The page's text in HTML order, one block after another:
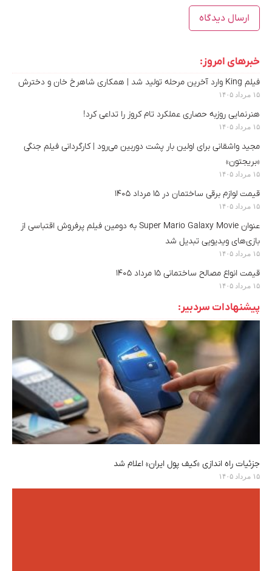
خبرهای امروز:
فیلم King وارد آخرین مرحله تولید شد | همکاری شاهرخ خان و دخترش
۱۵ مرداد ۱۴۰۵
هنرنمایی روزبه حصاری عملکرد تام کروز را تداعی کرد!
۱۵ مرداد ۱۴۰۵
مجید واشقانی برای اولین بار پشت دوربین می‌رود | کارگردانی فیلم جنگی
«بریجتون»
۱۵ مرداد ۱۴۰۵
قیمت لوازم برقی ساختمان در ۱۵ مرداد ۱۴۰۵
۱۵ مرداد ۱۴۰۵
عنوان Super Mario Galaxy Movie به دومین فیلم پرفروش اقتباسی از
بازی‌های ویدیویی تبدیل شد
۱۵ مرداد ۱۴۰۵
قیمت انواع مصالح ساختمانی ۱۵ مرداد ۱۴۰۵
۱۵ مرداد ۱۴۰۵
پیشنهادات سردبیر:
جزئیات راه اندازی «کیف پول ایران» اعلام شد
۱۵ مرداد ۱۴۰۵